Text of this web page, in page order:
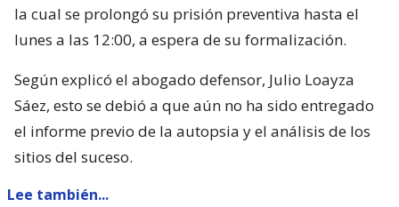
la cual se prolongó su prisión preventiva hasta el
lunes a las 12:00, a espera de su formalización.
Según explicó el abogado defensor, Julio Loayza
Sáez, esto se debió a que aún no ha sido entregado
el informe previo de la autopsia y el análisis de los
sitios del suceso.
Lee también...